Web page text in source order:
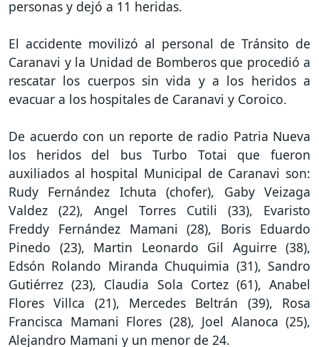
personas y dejó a 11 heridas.
El accidente movilizó al personal de Tránsito de
Caranavi y la Unidad de Bomberos que procedió a
rescatar los cuerpos sin vida y a los heridos a
evacuar a los hospitales de Caranavi y Coroico.
De acuerdo con un reporte de radio Patria Nueva
los heridos del bus Turbo Totai que fueron
auxiliados al hospital Municipal de Caranavi son:
Rudy Fernández Ichuta (chofer), Gaby Veizaga
Valdez (22), Angel Torres Cutili (33), Evaristo
Freddy Fernández Mamani (28), Boris Eduardo
Pinedo (23), Martin Leonardo Gil Aguirre (38),
Edsón Rolando Miranda Chuquimia (31), Sandro
Gutiérrez (23), Claudia Sola Cortez (61), Anabel
Flores Villca (21), Mercedes Beltrán (39), Rosa
Francisca Mamani Flores (28), Joel Alanoca (25),
Alejandro Mamani y un menor de 24.